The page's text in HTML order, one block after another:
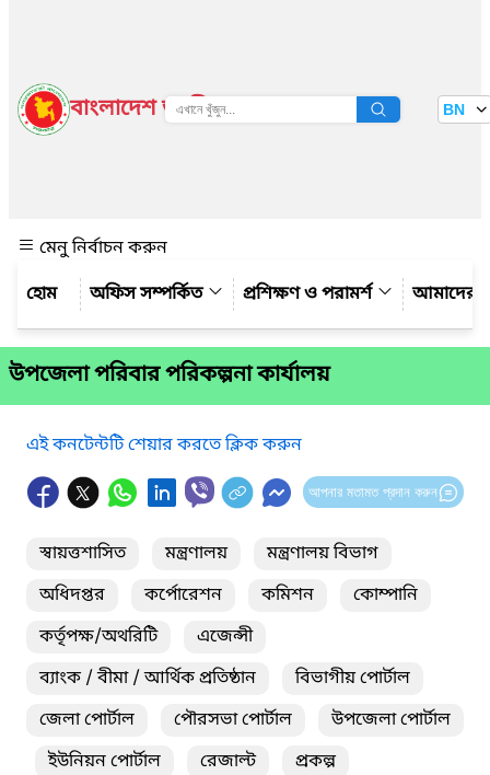
বাংলাদেশ জাতীয় তথ্য বাতায়ন BN
মেনু নির্বাচন করুন
অফিস সম্পর্কিত
প্রশিক্ষণ ও পরামর্শ আমাদের
উপজেলা পরিবার পরিকল্পনা কার্যালয়
এই কনটেন্টটি শেয়ার করতে ক্লিক করুন
আপনার মতামত প্রদান করুন
স্বায়ত্তশাসিত মন্ত্রণালয়
মন্ত্রণালয় বিভাগ
অধিদপ্তর
কর্পোরেশন কমিশন
কোম্পানি
কর্তৃপক্ষ/অথরিটি
এজেন্সী
ব্যাংক / বীমা / আর্থিক প্রতিষ্ঠান
বিভাগীয় পোর্টাল
জেলা পোর্টাল
পৌরসভা পোর্টাল
উপজেলা পোর্টাল
ইউনিয়ন পোর্টাল
রেজাল্ট
প্রকল্প